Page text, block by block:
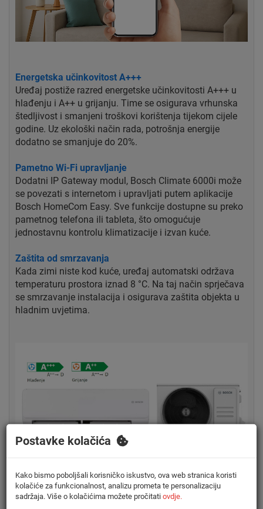
Energetska učinkovitost A+++
Uređaj postiže razred energetske učinkovitosti A+++ u
hlađenju i A++ u grijanju. Time se osigurava vrhunska
štedljivost i smanjeni troškovi korištenja tijekom cijele
godine. Uz ekološki način rada, potrošnja energije
dodatno se smanjuje do 20%.
Pametno Wi-Fi upravljanje
Dodatni IP Gateway modul, Bosch Climate 6000i može
se povezati s internetom i upravljati putem aplikacije
Bosch HomeCom Easy. Sve funkcije dostupne su preko
pametnog telefona ili tableta, što omogućuje
jednostavnu kontrolu klimatizacije i izvan kuće.
Zaštita od smrzavanja
Kada zimi niste kod kuće, uređaj automatski održava
temperaturu prostora iznad 8 °C. Na taj način sprječava
se smrzavanje instalacija i osigurava zaštita objekta u
hladnim uvjetima.
Postavke kolačića
Kako bismo poboljšali korisničko iskustvo, ova web stranica koristi
kolačiće za funkcionalnost, analizu prometa te personalizaciju
sadržaja. Više o kolačićima možete pročitati ovdje.